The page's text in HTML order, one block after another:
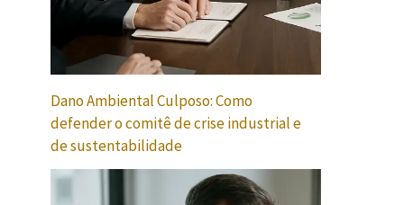
Dano Ambiental Culposo: Como
defender o comitê de crise industrial e
de sustentabilidade